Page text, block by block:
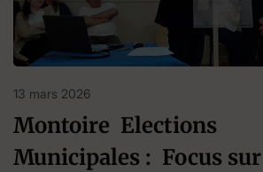
13 mars 2026
Montoire Elections
Municipales : Focus